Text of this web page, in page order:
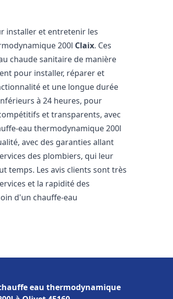
installer et entretenir les
200l Claix. Ces
chaude sanitaire de manière
pour installer, réparer et
et une longue durée
à 24 heures, pour
et transparents, avec
eau thermodynamique 200l
avec des garanties allant
des plombiers, qui leur
temps. Les avis clients sont très
et la rapidité des
d'un chauffe-eau
eau thermodynamique